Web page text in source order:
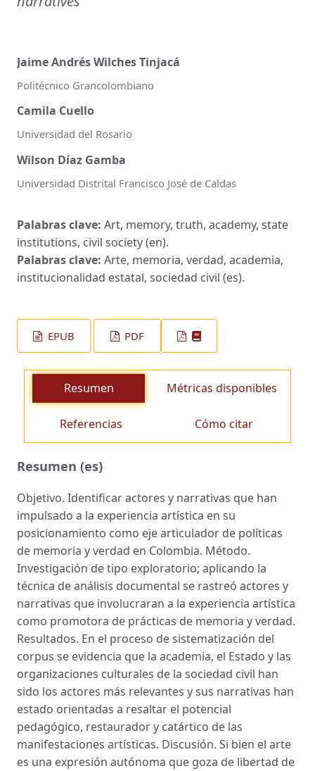
Jaime Andrés Wilches Tinjacá
Politécnico Grancolombiano
Camila Cuello
Universidad del Rosario
Wilson Díaz Gamba
Universidad Distrital Francisco José de Caldas
Palabras clave: Art, memory, truth, academy, state
institutions, civil society (en).
Palabras clave: Arte, memoria, verdad, academia,
institucionalidad estatal, sociedad civil (es).
EPUB PDF
Resumen Métricas disponibles
Referencias Cómo citar
Resumen (es)
Objetivo. Identificar actores y narrativas que han
impulsado a la experiencia artística en su
posicionamiento como eje articulador de políticas
de memoria y verdad en Colombia. Método.
Investigación de tipo exploratorio; aplicando la
técnica de análisis documental se rastreó actores y
narrativas que involucraran a la experiencia artística
como promotora de prácticas de memoria y verdad.
Resultados. En el proceso de sistematización del
corpus se evidencia que la academia, el Estado y las
organizaciones culturales de la sociedad civil han
sido los actores más relevantes y sus narrativas han
estado orientadas a resaltar el potencial
pedagógico, restaurador y catártico de las
manifestaciones artísticas. Discusión. Si bien el arte
es una expresión autónoma que goza de libertad de